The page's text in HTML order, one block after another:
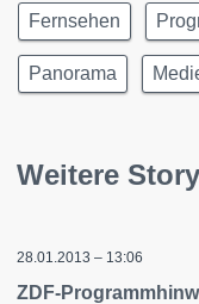
Fernsehen
Panorama
Weitere
28.01.2013 – 13:06
ZDF-